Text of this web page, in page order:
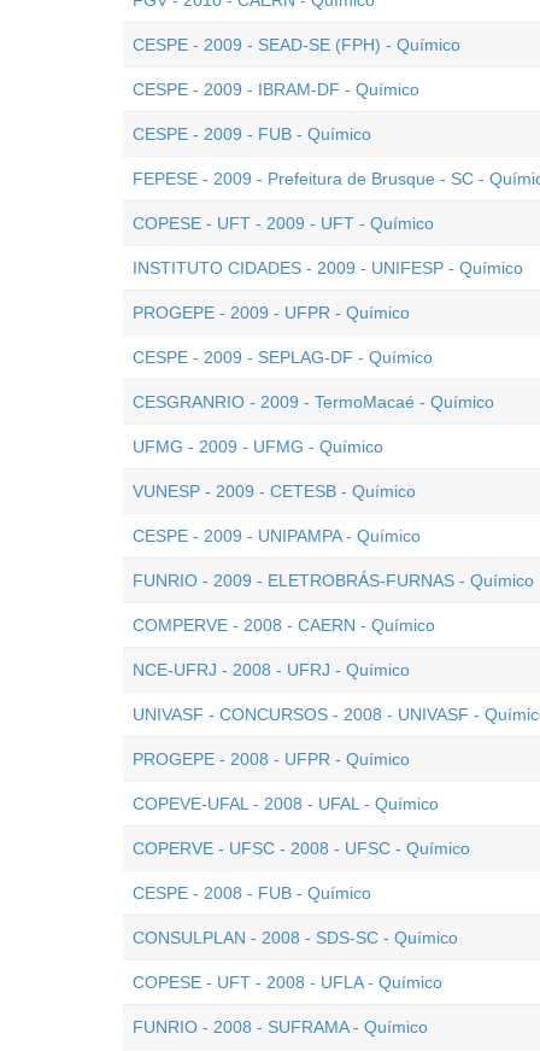
CESPE - 2009 - SEAD-SE (FPH) - Químico
CESPE - 2009 - IBRAM-DF - Químico
CESPE - 2009 - FUB - Químico
FEPESE - 2009 - Prefeitura de Brusque - SC -
COPESE - UFT - 2009 - UFT - Químico
INSTITUTO CIDADES - 2009 - UNIFESP - Químico
PROGEPE - 2009 - UFPR - Químico
CESPE - 2009 - SEPLAG-DF - Químico
CESGRANRIO - 2009 - TermoMacaé - Químico
UFMG - 2009 - UFMG - Químico
VUNESP - 2009 - CETESB - Químico
CESPE - 2009 - UNIPAMPA - Químico
FUNRIO - 2009 - ELETROBRÁS-FURNAS - Químico
COMPERVE - 2008 - CAERN - Químico
NCE-UFRJ - 2008 - UFRJ - Químico
UNIVASF - CONCURSOS - 2008 - UNIVASF -
PROGEPE - 2008 - UFPR - Químico
COPEVE-UFAL - 2008 - UFAL - Químico
COPERVE - UFSC - 2008 - UFSC - Químico
CESPE - 2008 - FUB - Químico
CONSULPLAN - 2008 - SDS-SC - Químico
COPESE - UFT - 2008 - UFLA - Químico
FUNRIO - 2008 - SUFRAMA - Químico